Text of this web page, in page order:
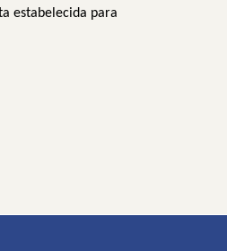
estabelecida para